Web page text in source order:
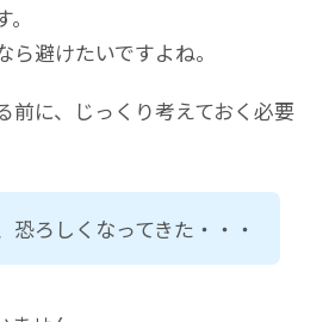
ら避けたいですよね。
前に、じっくり考えておく必要
恐ろしくなってきた・・・